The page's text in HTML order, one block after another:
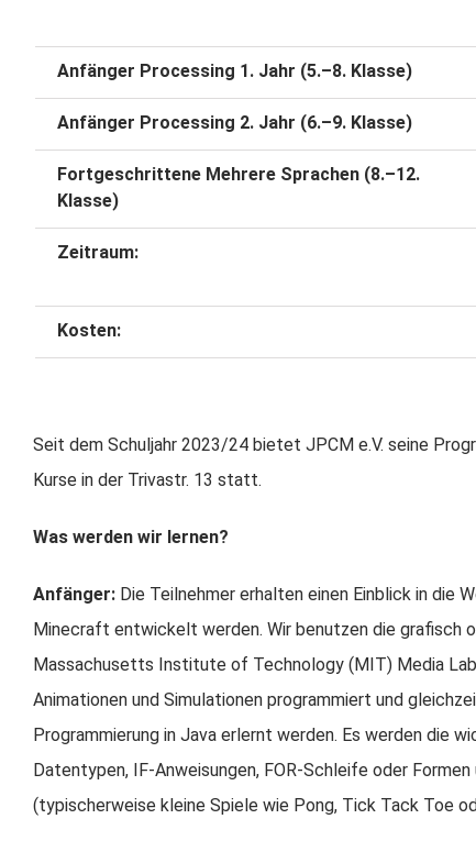
Anfänger Processing 1. Jahr (5.–8. Klasse)
Anfänger Processing 2. Jahr (6.–9. Klasse)
Fortgeschrittene Mehrere Sprachen (8.–12.
Klasse)
Zeitraum:
Kosten:
Seit dem Schuljahr 2023/24 bietet JPCM e.V. seine
Kurse in der Trivastr. 13 statt.
Was werden wir lernen?
Anfänger: Die Teilnehmer erhalten einen Einblick in die
Minecraft entwickelt werden. Wir benutzen die grafisch
Massachusetts Institute of Technology (MIT) Media
Animationen und Simulationen programmiert und
Programmierung in Java erlernt werden. Es werden die
Datentypen, IF-Anweisungen, FOR-Schleife oder
(typischerweise kleine Spiele wie Pong, Tick Tack Toe